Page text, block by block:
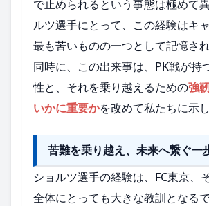
で止められるという事態は極めて
ルツ選手にとって、この経験はキ
最も苦いものの一つとして記憶され
同時に、この出来事は、PK戦が持
性と、それを乗り越えるための強
いかに重要かを改めて私たちに示し
苦難を乗り越え、未来へ繋ぐ一
ショルツ選手の経験は、FC東京、
全体にとっても大きな教訓となる